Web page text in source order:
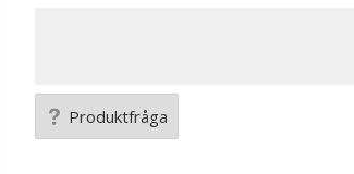
Produktfråga